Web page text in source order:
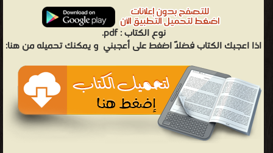
نوع الكتاب :pdf.
اذا اعجبك الكتاب فضلاً اضغط على أعجبني و يمكنك تحميله من هنا: